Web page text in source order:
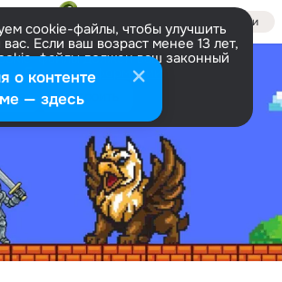
Войти
cookie-файлы, чтобы улучшить
Если ваш возраст менее 13 лет,
файлы должен ваш законный
Больше информации
все Настроить
о контенте
— здесь